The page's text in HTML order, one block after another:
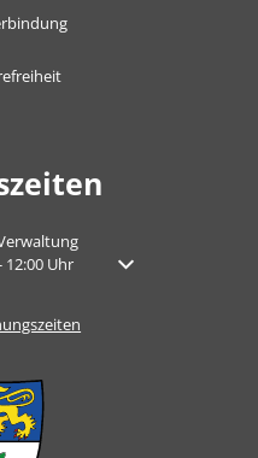
oder Schließzeiten
12:00 Uhr Von 08:00 bis 12:00